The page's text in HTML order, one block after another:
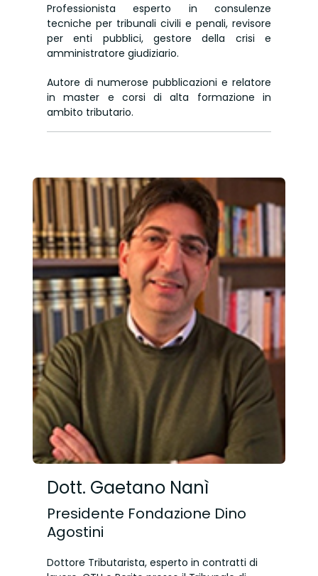
Professionista esperto in consulenze
tecniche per tribunali civili e penali, revisore
per enti pubblici, gestore della crisi e
amministratore giudiziario.
Autore di numerose pubblicazioni e relatore
in master e corsi di alta formazione in
ambito tributario.
Dott. Gaetano Nanì
Presidente Fondazione Dino
Agostini
Dottore Tributarista, esperto in contratti di